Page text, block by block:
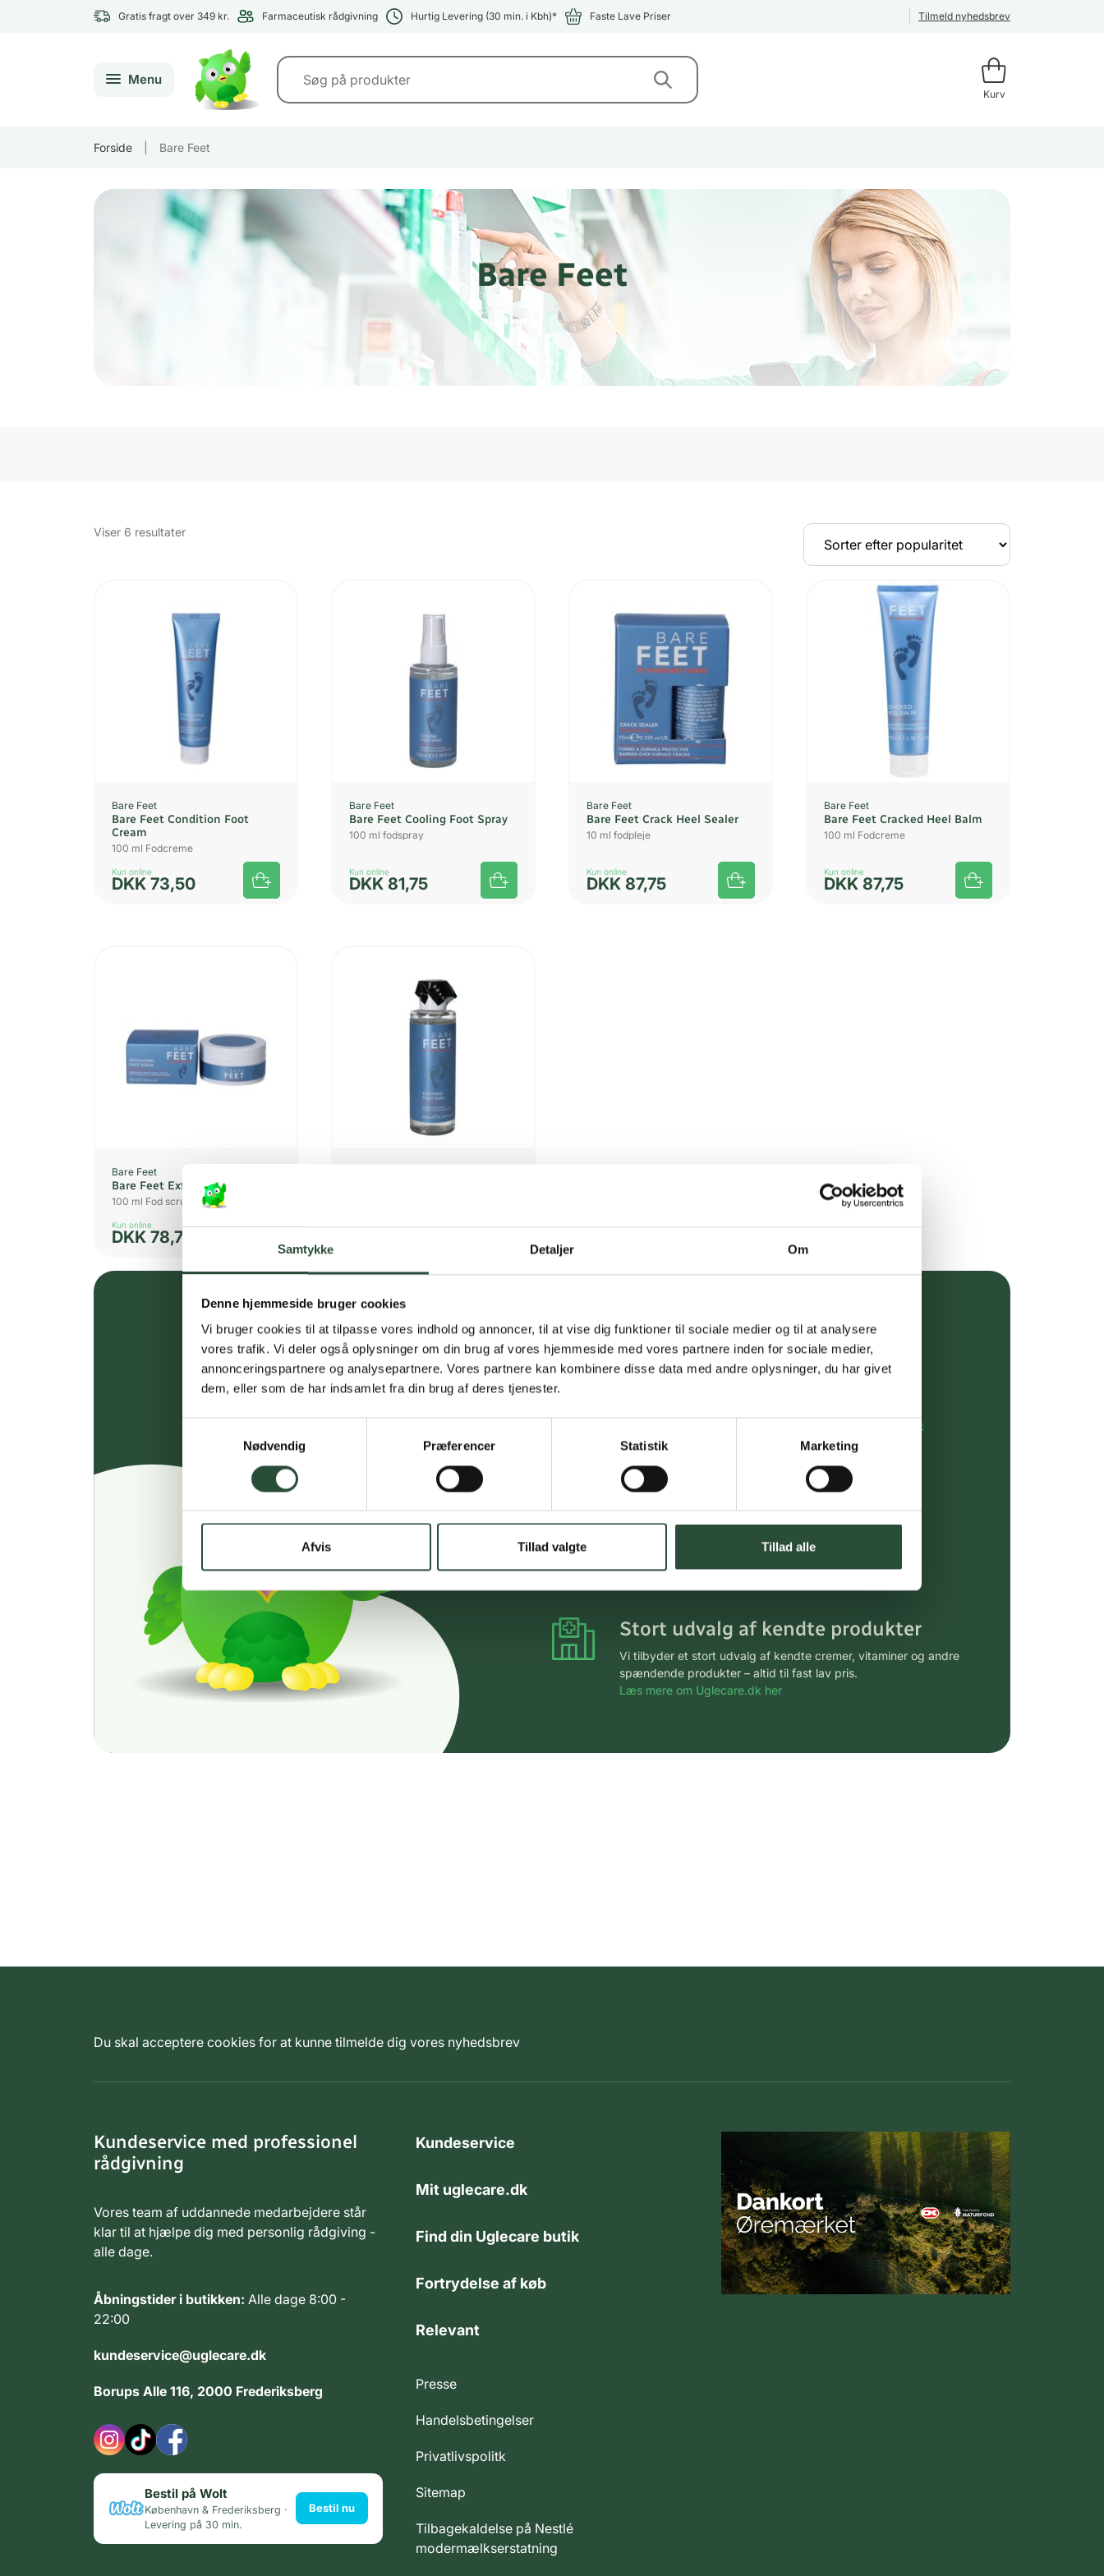
Samtykke Detaljer Om
Denne hjemmeside bruger cookies
Vi bruger cookies til at tilpasse vores indhold og annoncer, til at vise dig funktioner til sociale medier og til at analysere
vores trafik. Vi deler også oplysninger om din brug af vores hjemmeside med vores partnere inden for sociale medier,
annonceringspartnere og analysepartnere. Vores partnere kan kombinere disse data med andre oplysninger, du har givet
dem, eller som de har indsamlet fra din brug af deres tjenester.
Nødvendig
Præferencer Statistik Marketing
Afvis Tillad valgte Tillad alle
Gratis fragt over 349 kr. Farmaceutisk rådgivning Hurtig Levering (30 min. i Kbh)* Faste Lave Priser Tilmeld nyhedsbrev
Menu
Kurv
Forside Bare Feet
Bare Feet
Viser 6 resultaterSorteret
Bare Feet
Bare Feet Condition Foot
Cream
100 ml Fodcreme
Kun online
DKK 73,50
Bare Feet
Bare Feet Cooling Foot Spray
100 ml fodspray
Kun online
DKK 81,75
Bare Feet
Bare Feet Crack Heel Sealer
10 ml fodpleje
Kun online
DKK 87,75
Bare Feet
Bare Feet Cracked Heel Balm
100 ml Fodcreme
Kun online
DKK 87,75
Bare Feet
Bare Feet Exfolia. Foot Scrub
100 ml Fod scrub
Kun online
DKK 78,75
Kun online
Gratis fragt over 349 kr.
Gælder ikke hjemmelevering
kundeservice@uglecare.dk
Hurtig levering (30 min. i Kbh)
Faste lave priser*
Stort udvalg af kendte produkter
Vi tilbyder et stort udvalg af kendte cremer, vitaminer og andre
spændende produkter – altid til fast lav pris.
Læs mere om Uglecare.dk her
Du skal acceptere cookies for at kunne tilmelde dig vores nyhedsbrev
Kundeservice med professionel
rådgivning
Vores team af uddannede medarbejdere står
klar til at hjælpe dig med personlig rådgiving -
alle dage.
Åbningstider i butikken: Alle dage 8:00 -
22:00
kundeservice@uglecare.dk
Borups Alle 116, 2000 Frederiksberg
Bestil på Wolt
København & Frederiksberg ·
Levering på 30 min.
Bestil nu
Kundeservice
Mit uglecare.dk
Find din Uglecare butik
Fortrydelse af køb
Relevant
Presse
Handelsbetingelser
Privatlivspolitk
Sitemap
Tilbagekaldelse på Nestlé
modermælkserstatning